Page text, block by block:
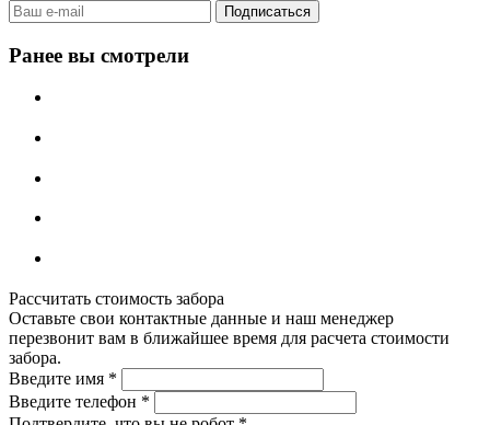
Ранее вы смотрели
Рассчитать стоимость забора
Оставьте свои контактные данные и наш менеджер
перезвонит вам в ближайшее время для расчета стоимости
забора.
Введите имя *
Введите телефон *